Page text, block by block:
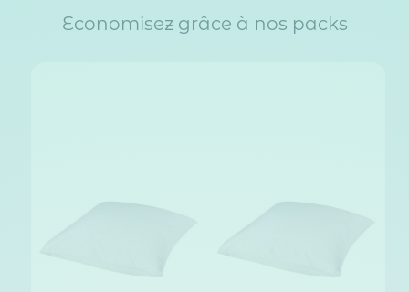
Economisez grâce à nos packs